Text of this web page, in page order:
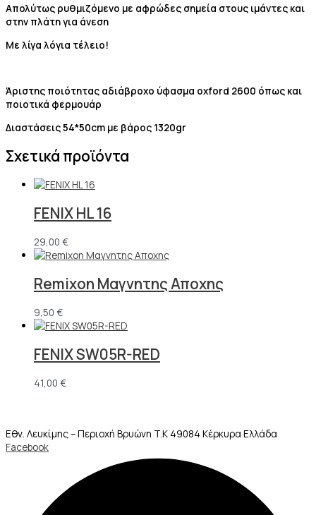
Απολύτως ρυθμιζόμενο με αφρώδες σημεία στους ιμάντες και
στην πλάτη για άνεση
Με λίγα λόγια τέλειο!
Άριστης ποιότητας αδιάβροχο ύφασμα oxford 2600 όπως και
ποιοτικά φερμουάρ
Διαστάσεις 54*50cm με βάρος 1320gr
Σχετικά προϊόντα
FENIX HL 16
29,00 €
Remixon Μαγνητης Αποχης
9,50 €
FENIX SW05R-RED
41,00 €
Εθν. Λευκίμης – Περιοχή Βρυώνη T.K 49084 Κέρκυρα Ελλάδα
Facebook